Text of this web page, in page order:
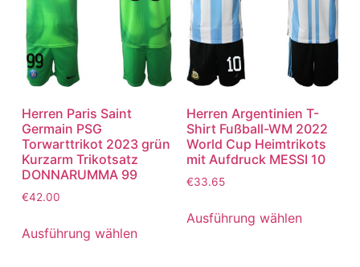
Herren Paris Saint
Germain PSG
Torwarttrikot 2023 grün
Kurzarm Trikotsatz
DONNARUMMA 99
€42.00
Ausführung wählen
Herren Argentinien T-
Shirt Fußball-WM 2022
World Cup Heimtrikots
mit Aufdruck MESSI 10
€33.65
Ausführung wählen